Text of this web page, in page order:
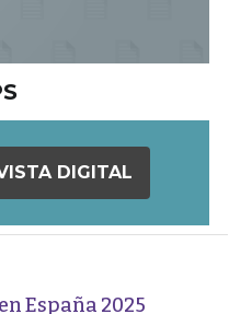
DIGITAL
España 2025